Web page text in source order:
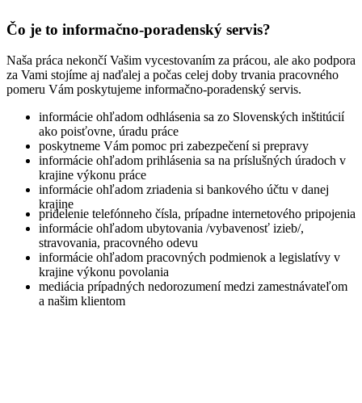
Čo je to informačno-poradenský servis?
Naša práca nekončí Vašim vycestovaním za prácou, ale ako podpora
za Vami stojíme aj naďalej a počas celej doby trvania pracovného
pomeru Vám poskytujeme informačno-poradenský servis.
informácie ohľadom odhlásenia sa zo Slovenských inštitúcií
ako poisťovne, úradu práce
poskytneme Vám pomoc pri zabezpečení si prepravy
informácie ohľadom prihlásenia sa na príslušných úradoch v
krajine výkonu práce
informácie ohľadom zriadenia si bankového účtu v danej
krajine
pridelenie telefónneho čísla, prípadne internetového pripojenia
informácie ohľadom ubytovania /vybavenosť izieb/,
stravovania, pracovného odevu
informácie ohľadom pracovných podmienok a legislatívy v
krajine výkonu povolania
mediácia prípadných nedorozumení medzi zamestnávateľom
a našim klientom